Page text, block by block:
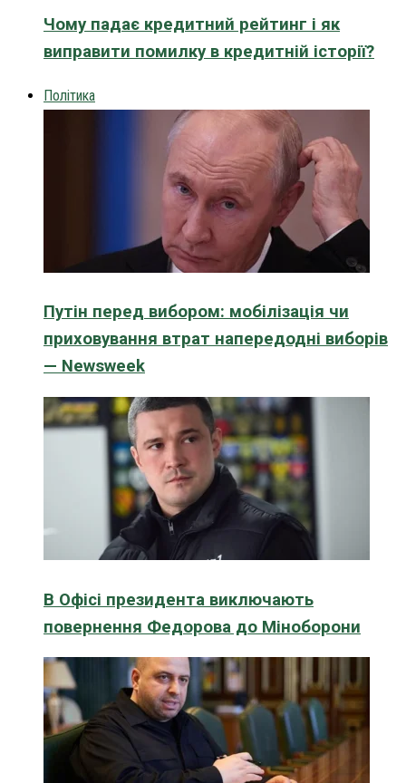
Чому падає кредитний рейтинг і як
виправити помилку в кредитній історії?
Політика
Путін перед вибором: мобілізація чи
приховування втрат напередодні виборів
— Newsweek
В Офісі президента виключають
повернення Федорова до Міноборони